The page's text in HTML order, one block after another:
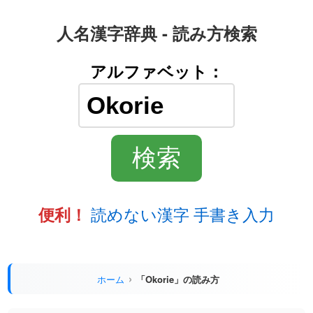
人名漢字辞典 - 読み方検索
アルファベット：
便利！ 読めない漢字 手書き入力
ホーム 「Okorie」の読み方